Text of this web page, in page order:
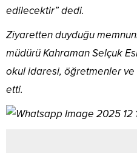
edilecektir” dedi.
Ziyaretten duyduğu
müdürü Kahraman Selçuk
okul idaresi, öğretmenler
etti.